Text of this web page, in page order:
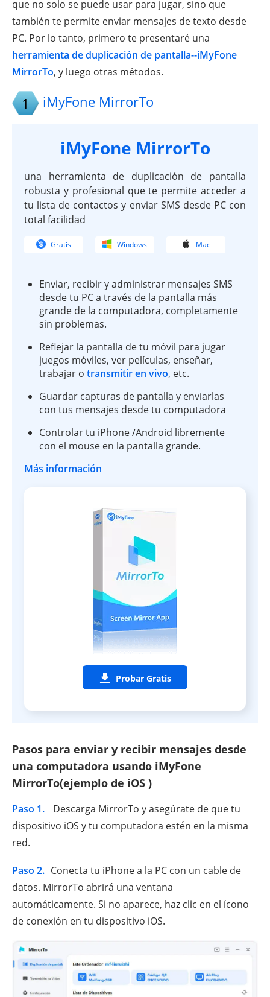
que no solo se puede usar para jugar, sino que
también te permite enviar mensajes de texto desde
PC. Por lo tanto, primero te presentaré una
herramienta de duplicación de pantalla--iMyFone
MirrorTo, y luego otras métodos.
1 iMyFone MirrorTo
iMyFone MirrorTo
una herramienta de duplicación de pantalla
robusta y profesional que te permite acceder a
tu lista de contactos y enviar SMS desde PC con
total facilidad
Gratis Windows Mac
Enviar, recibir y administrar mensajes SMS
desde tu PC a través de la pantalla más
grande de la computadora, completamente
sin problemas.
Reflejar la pantalla de tu móvil para jugar
juegos móviles, ver películas, enseñar,
trabajar o transmitir en vivo, etc.
Guardar capturas de pantalla y enviarlas
con tus mensajes desde tu computadora
Controlar tu iPhone /Android libremente
con el mouse en la pantalla grande.
Más información
Probar Gratis
Pasos para enviar y recibir mensajes desde
una computadora usando iMyFone
MirrorTo(ejemplo de iOS )
Paso 1.
Descarga MirrorTo y asegúrate de que tu
dispositivo iOS y tu computadora estén en la misma
red.
Paso 2. Conecta tu iPhone a la PC con un cable de
datos. MirrorTo abrirá una ventana
automáticamente. Si no aparece, haz clic en el ícono
de conexión en tu dispositivo iOS.